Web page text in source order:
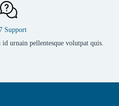
Support
urnain pellentesque volutpat quis.